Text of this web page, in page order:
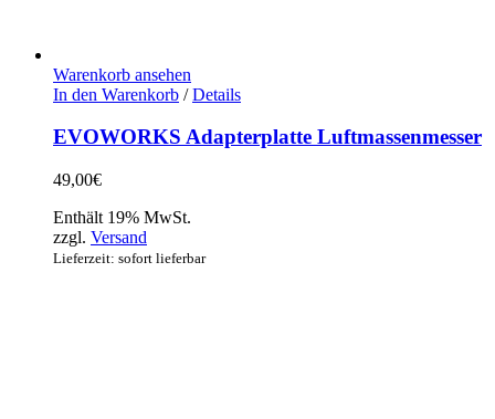
Warenkorb ansehen
In den Warenkorb / Details
EVOWORKS Adapterplatte Luftmassenmesser
49,00€
Enthält 19% MwSt.
zzgl. Versand
Lieferzeit: sofort lieferbar